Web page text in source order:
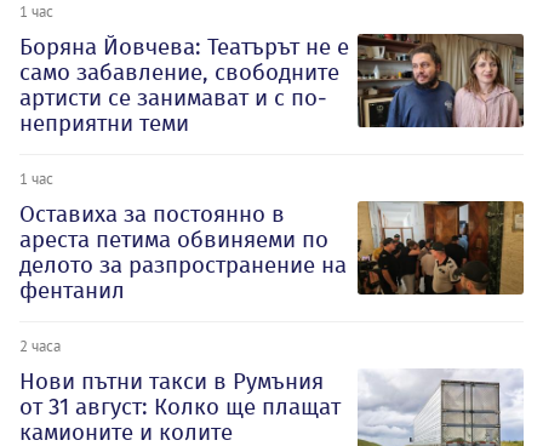
1 час
Боряна Йовчева: Театърът не е
само забавление, свободните
артисти се занимават и с по-
неприятни теми
1 час
Оставиха за постоянно в
ареста петима обвиняеми по
делото за разпространение на
фентанил
2 часа
Нови пътни такси в Румъния
от 31 август: Колко ще плащат
камионите и колите